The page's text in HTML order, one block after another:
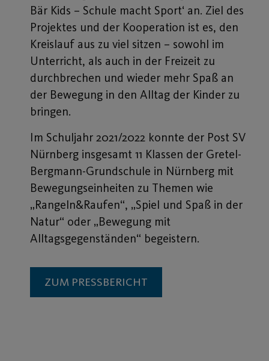
Bär Kids – Schule macht Sport‘ an. Ziel des
Projektes und der Kooperation ist es, den
Kreislauf aus zu viel sitzen – sowohl im
Unterricht, als auch in der Freizeit zu
durchbrechen und wieder mehr Spaß an
der Bewegung in den Alltag der Kinder zu
bringen.
Im Schuljahr 2021/2022 konnte der Post SV
Nürnberg insgesamt 11 Klassen der Gretel-
Bergmann-Grundschule in Nürnberg mit
Bewegungseinheiten zu Themen wie
„Rangeln&Raufen“, „Spiel und Spaß in der
Natur“ oder „Bewegung mit
Alltagsgegenständen“ begeistern.
ZUM PRESSBERICHT